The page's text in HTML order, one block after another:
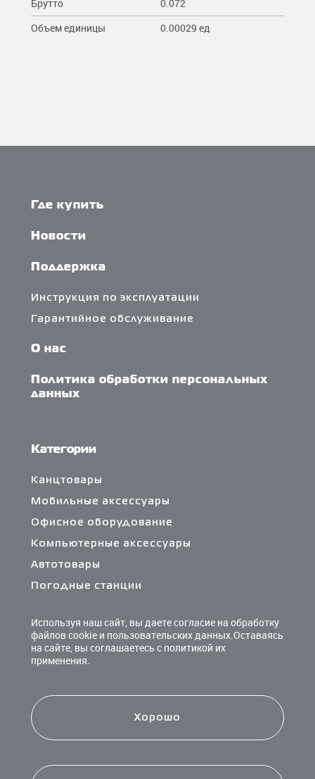
Брутто
0.072
Объем единицы
0.00029 ед
Где купить
Новости
Поддержка
Инструкция по эксплуатации
Гарантийное обслуживание
О нас
Политика обработки персональных
данных
Категории
Канцтовары
Мобильные аксессуары
Офисное оборудование
Компьютерные аксессуары
Автотовары
Погодные станции
Кабели и переходники
Чистящие средства
Используя наш сайт, вы даете согласие на обработку
файлов cookie и пользовательских данных.Оставаясь
на сайте, вы соглашаетесь с политикой их
применения.
Хорошо